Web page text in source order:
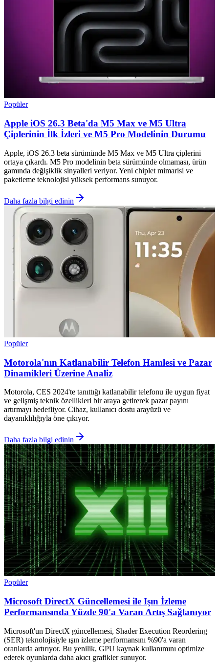
Popüler
Apple iOS 26.3 Beta'da M5 Max ve M5 Ultra
Çiplerinin İlk İzleri ve M5 Pro Modelinin Durumu
Apple, iOS 26.3 beta sürümünde M5 Max ve M5 Ultra çiplerini
ortaya çıkardı. M5 Pro modelinin beta sürümünde olmaması, ürün
gamında değişiklik sinyalleri veriyor. Yeni chiplet mimarisi ve
paketleme teknolojisi yüksek performans sunuyor.
Daha fazla bilgi edinin
Popüler
Motorola'nın Katlanabilir Telefon Hamlesi ve Pazar
Dinamikleri Üzerine Analiz
Motorola, CES 2024'te tanıttığı katlanabilir telefonu ile uygun fiyat
ve gelişmiş teknik özellikleri bir araya getirerek pazar payını
artırmayı hedefliyor. Cihaz, kullanıcı dostu arayüzü ve
dayanıklılığıyla öne çıkıyor.
Daha fazla bilgi edinin
Popüler
Microsoft DirectX Güncellemesi ile Işın İzleme
Performansında Yüzde 90'a Varan Artış Sağlanıyor
Microsoft'un DirectX güncellemesi, Shader Execution Reordering
(SER) teknolojisiyle ışın izleme performansını %90'a varan
oranlarda artırıyor. Bu yenilik, GPU kaynak kullanımını optimize
ederek oyunlarda daha akıcı grafikler sunuyor.